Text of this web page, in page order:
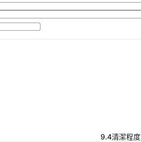
9.4清潔程度